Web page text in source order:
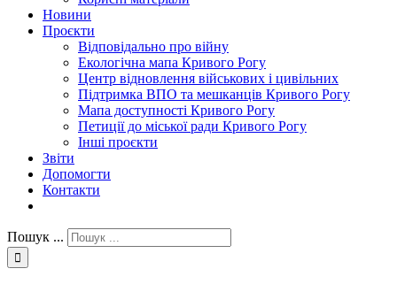
Новини
Проєкти
Відповідально про війну
Екологічна мапа Кривого Рогу
Центр відновлення військових і цивільних
Підтримка ВПО та мешканців Кривого Рогу
Мапа доступності Кривого Рогу
Петиції до міської ради Кривого Рогу
Інші проєкти
Звіти
Допомогти
Контакти
Пошук ...